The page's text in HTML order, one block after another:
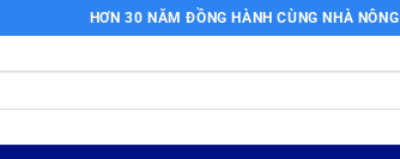
HƠN 30 NĂM ĐỒNG HÀNH CÙNG NHÀ NÔNG